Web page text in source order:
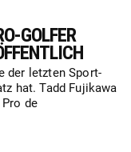
GOLFER
der letzten Sport-
hat. Tadd Fujikawa
de